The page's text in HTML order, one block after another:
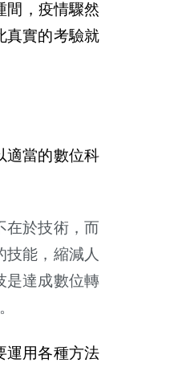
間，疫情驟然
真實的考驗就
適當的數位科
在於技術，而
能，縮減人
是達成數位轉
運用各種方法